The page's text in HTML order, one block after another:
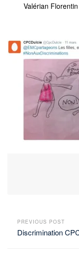
Valérian Florentin
PREVIOUS POST
Discrimination